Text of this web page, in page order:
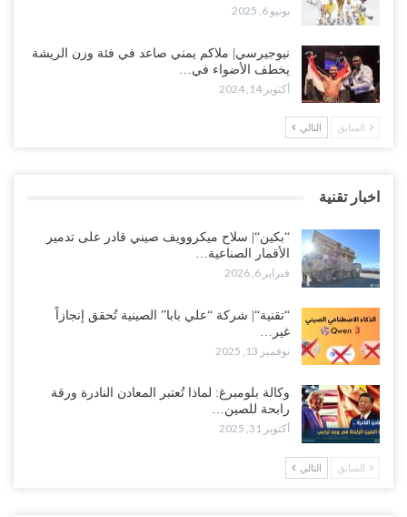
يونيو 6, 2025
نيوجيرسي| ملاكم يمني صاعد في فئة وزن الريشة
يخطف الأضواء في…
أكتوبر 14, 2024
السابق التالي
اخبار تقنية
“بكين“| سلاح ميكروويف صيني قادر على تدمير
الأقمار الصناعية…
فبراير 6, 2026
“تقنية“| شركة “علي بابا” الصينية تُحقق إنجازاً
غير…
نوفمبر 13, 2025
وكالة بلومبرغ: لماذا تُعتبر المعادن النادرة ورقة
رابحة للصين…
أكتوبر 31, 2025
السابق التالي